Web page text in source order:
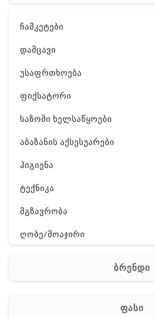
ჩამკეტები
დამცავი
უსაფრთხოება
ფიქსატორი
საზომი ხელსაწყოები
აბაზანის აქსესუარები
ჰიგიენა
ტექნიკა
მგზავრობა
ღობე/მოაჯირი
სხვადასხვა
ბრენდი
ფასი